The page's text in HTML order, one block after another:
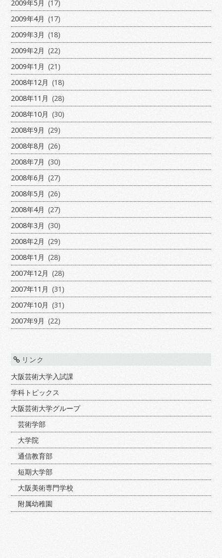
2009年5月 (17)
2009年4月 (17)
2009年3月 (18)
2009年2月 (22)
2009年1月 (21)
2008年12月 (18)
2008年11月 (28)
2008年10月 (30)
2008年9月 (29)
2008年8月 (26)
2008年7月 (30)
2008年6月 (27)
2008年5月 (26)
2008年4月 (27)
2008年3月 (30)
2008年2月 (29)
2008年1月 (28)
2007年12月 (28)
2007年11月 (31)
2007年10月 (31)
2007年9月 (22)
リンク
大阪芸術大学入試課
学科トピックス
大阪芸術大学グループ
芸術学部
大学院
通信教育部
短期大学部
大阪美術専門学校
附属幼稚園